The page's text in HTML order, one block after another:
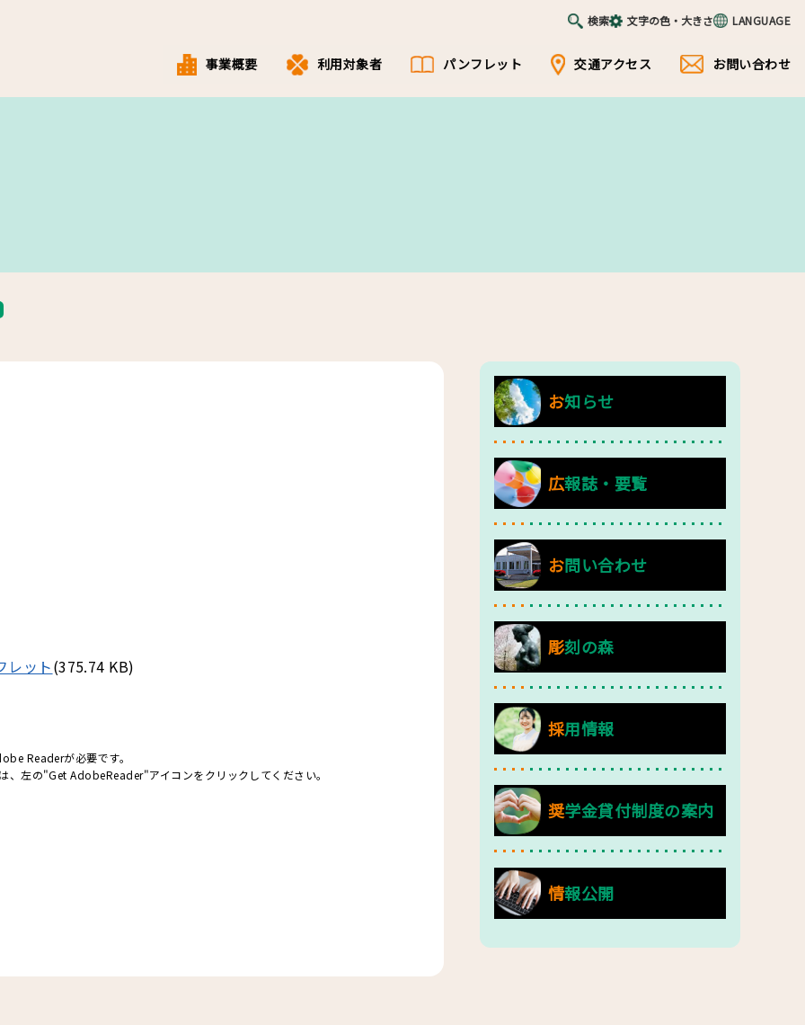
検索 文字の色・大きさ LANGUAGE
事業概要 利用対象者 パンフレット 交通アクセス お問い合わせ
レット(375.74 KB)
Readerが必要です。
、左の"Get AdobeReader"アイコンをクリックしてください。
お知らせ
広報誌・要覧
お問い合わせ
彫刻の森
採用情報
奨学金貸付制度の案内
情報公開